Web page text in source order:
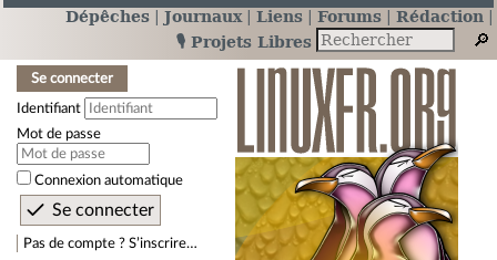
Dépêches Journaux Liens Forums
Rédaction
🎙️ Projets Libres
Se connecter
Identifiant
Mot de passe
Connexion automatique
Pas de compte ? S’inscrire…